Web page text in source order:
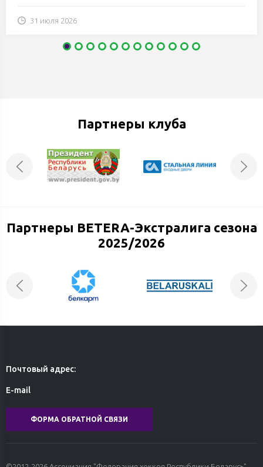
31 июля 2026
Партнеры клуба
Партнеры BETERA-Экстралига сезона
2025/2026
Почтовый адрес:
E-mail
ФОРМА ОБРАТНОЙ СВЯЗИ